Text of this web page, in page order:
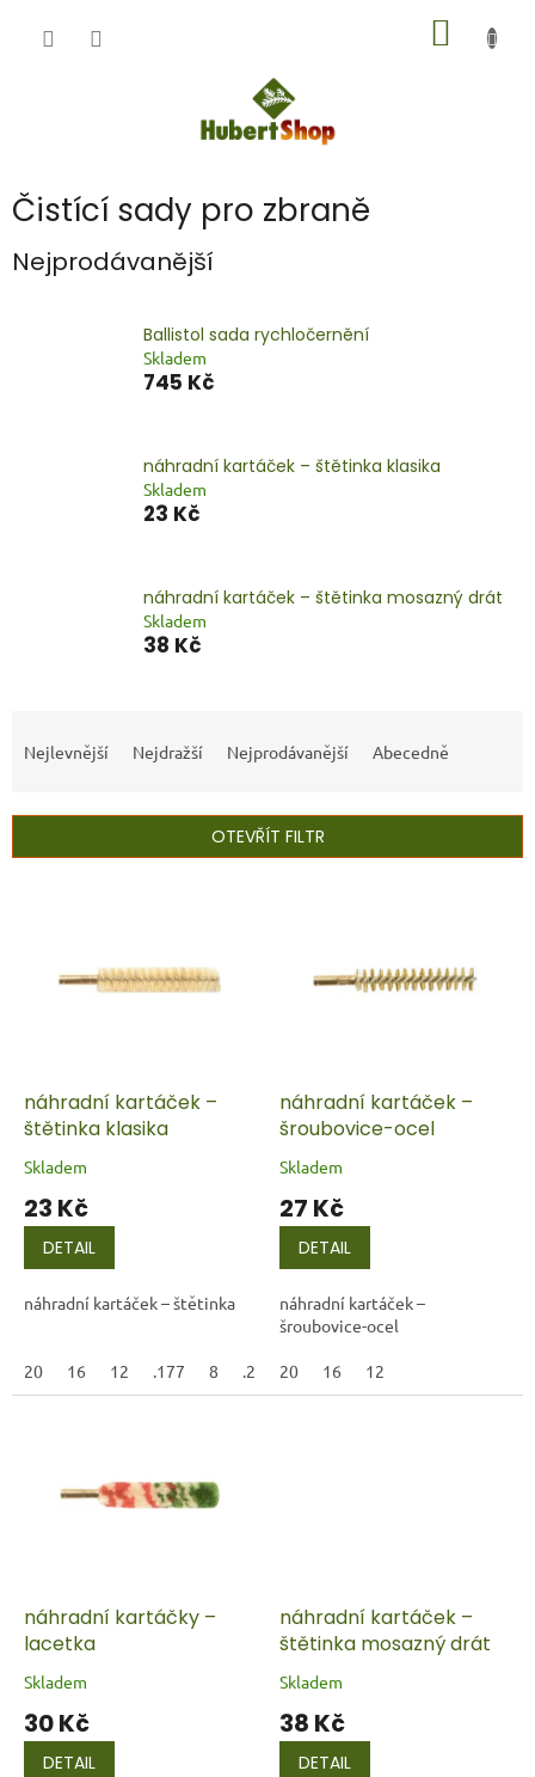
Čistící sady pro zbraně
Nejprodávanější
Ballistol sada rychločernění
Skladem
745 Kč
náhradní kartáček – štětinka klasika
Skladem
23 Kč
náhradní kartáček – štětinka mosazný drát
Skladem
38 Kč
a
í
Nejlevnější Nejdražší Nejprodávanější Abecedně
OTEVŘÍT FILTR
d
u
náhradní kartáček –
štětinka klasika
Skladem
23 Kč
DETAIL
náhradní kartáček – štětinka
20 16 12 .177 8 .22LR 6,35 7,65
náhradní kartáček –
šroubovice-ocel
Skladem
27 Kč
DETAIL
náhradní kartáček –
šroubovice-ocel
20 16 12
náhradní kartáčky –
lacetka
Skladem
30 Kč
DETAIL
náhradní kartáček –
štětinka mosazný drát
Skladem
38 Kč
DETAIL